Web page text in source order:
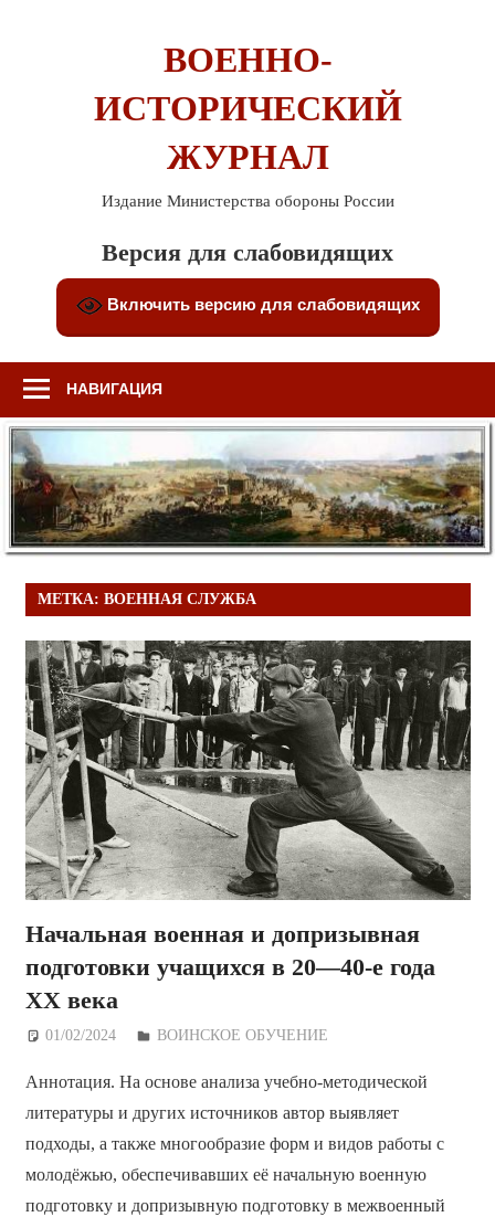
ВОЕННО-
ИСТОРИЧЕСКИЙ
ЖУРНАЛ
Издание Министерства обороны России
Версия для слабовидящих
Включить версию для слабовидящих
НАВИГАЦИЯ
МЕТКА: ВОЕННАЯ СЛУЖБА
Начальная военная и допризывная
подготовки учащихся в 20—40-е года
ХХ века
01/02/2024 Дежурный по Редакции
ВОИНСКОЕ ОБУЧЕНИЕ
Аннотация. На основе анализа учебно-методической
литературы и других источников автор выявляет
подходы, а также многообразие форм и видов работы с
молодёжью, обеспечивавших её начальную военную
подготовку и допризывную подготовку в межвоенный